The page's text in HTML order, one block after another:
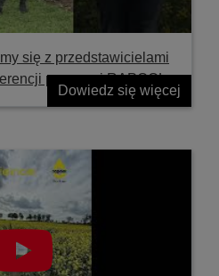
się z przedstawicielami
prasowej RAPOOL
Dowiedz się więcej